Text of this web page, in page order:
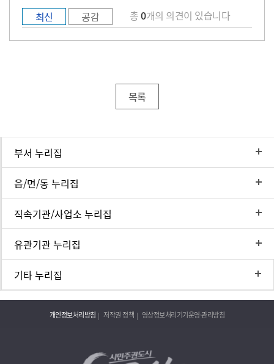
최신 공감 총0개의 의견이 있습니다
목록
부서 누리집
읍/면/동 누리집
직속기관/사업소 누리집
유관기관 누리집
기타 누리집
개인정보처리방침 저작권 정책 영상정보처리기기운영·관리방침